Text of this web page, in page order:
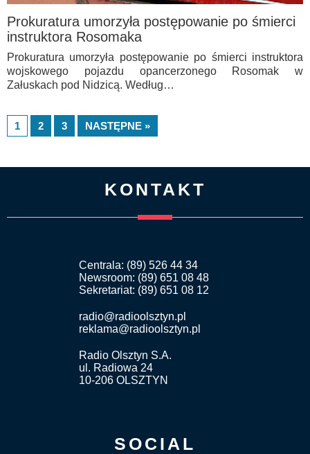
Prokuratura umorzyła postępowanie po śmierci
instruktora Rosomaka
Prokuratura umorzyła postępowanie po śmierci instruktora
wojskowego pojazdu opancerzonego Rosomak w
Załuskach pod Nidzicą. Według…
1 2 3 NASTĘPNE »
KONTAKT
Centrala: (89) 526 44 34
Newsroom: (89) 651 08 48
Sekretariat: (89) 651 08 12
radio@radioolsztyn.pl
reklama@radioolsztyn.pl
Radio Olsztyn S.A.
ul. Radiowa 24
10-206 OLSZTYN
SOCIAL